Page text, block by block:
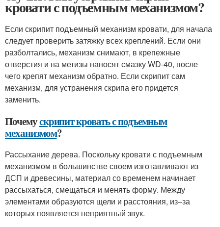
кровати с подъемным механизмом?
Если скрипит подъемный механизм кровати, для начала
следует проверить затяжку всех креплений. Если они
разболтались, механизм снимают, в крепежные
отверстия и на метизы наносят смазку WD-40, после
чего крепят механизм обратно. Если скрипит сам
механизм, для устранения скрипа его придется
заменить.
Почемускрипит кровать с подъемным
механизмом?
Рассыхание дерева. Поскольку кровати с подъемным
механизмом в большинстве своем изготавливают из
ДСП и древесины, материал со временем начинает
рассыхаться, смещаться и менять форму. Между
элементами образуются щели и расстояния, из–за
которых появляется неприятный звук.